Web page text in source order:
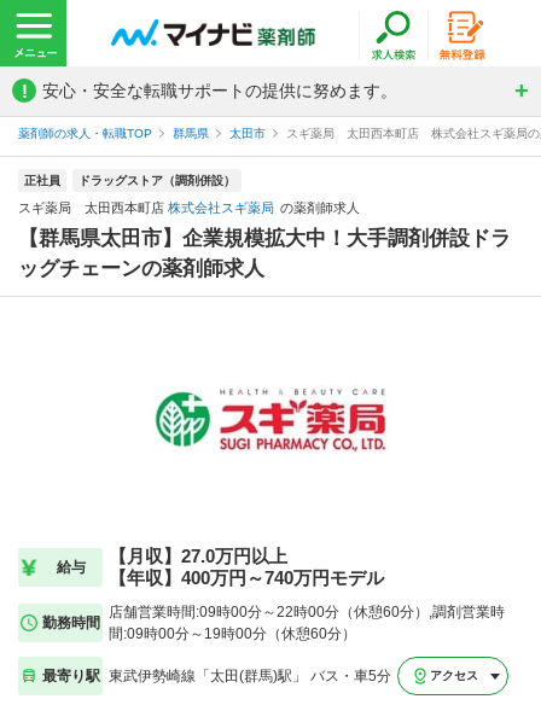
! 安心・安全な転職サポートの提供に努めます。
薬剤師の求人・転職TOP 群馬県 太田市 スギ薬局 太田西本町店 株式会社スギ薬局の
正社員 ドラッグストア（調剤併設）
スギ薬局 太田西本町店 株式会社スギ薬局 の薬剤師求人
【群馬県太田市】企業規模拡大中！大手調剤併設ドラ
ッグチェーンの薬剤師求人
給与
【月収】27.0万円以上
【年収】400万円～740万円モデル
勤務時間
店舗営業時間:09時00分～22時00分（休憩60分）,調剤営業時
間:09時00分～19時00分（休憩60分）
最寄り駅 東武伊勢崎線「太田(群馬)駅」 バス・車5分 アクセス